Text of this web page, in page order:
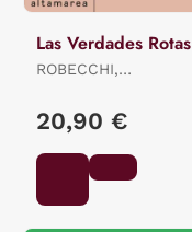
Las Verdades Rotas
ROBECCHI,
20,90 €